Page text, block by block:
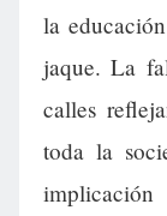
la
jaque. La
calles
toda la